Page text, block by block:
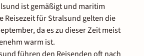
ist gemäßigt und maritim
Reisezeit für Stralsund gelten die
da es zu dieser Zeit meist
warm ist.
führen den Reisenden oft nach